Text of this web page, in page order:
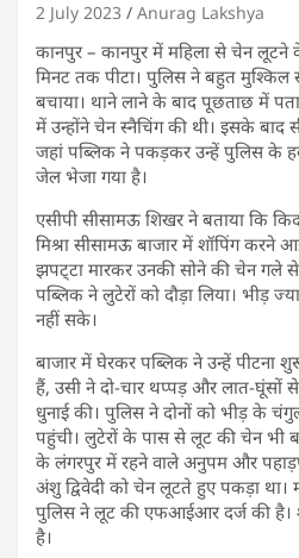
2 July 2023 Anurag Lakshya
कानपुर – कानपुर में महिला से चेन लूटने
मिनट तक पीटा। पुलिस ने बहुत
बचाया। थाने लाने के बाद पूछताछ में
में उन्होंने चेन स्नैचिंग की थी। इसके बाद
जहां पब्लिक ने पकड़कर उन्हें पुलिस के
जेल भेजा गया है।
एसीपी सीसामऊ शिखर ने बताया कि
मिश्रा सीसामऊ बाजार में शॉपिंग करने
झपट्‌टा मारकर उनकी सोने की चेन गले से
पब्लिक ने लुटेरों को दौड़ा लिया। भीड़
नहीं सके।
बाजार में घेरकर पब्लिक ने उन्हें पीटना
हैं, उसी ने दो-चार थप्पड़ और लात-घूंसों
धुनाई की। पुलिस ने दोनों को भीड़ के
पहुंची। लुटेरों के पास से लूट की चेन भी
के लंगरपुर में रहने वाले अनुपम और
अंशु द्विवेदी को चेन लूटते हुए पकड़ा था।
पुलिस ने लूट की एफआईआर दर्ज की है।
है।